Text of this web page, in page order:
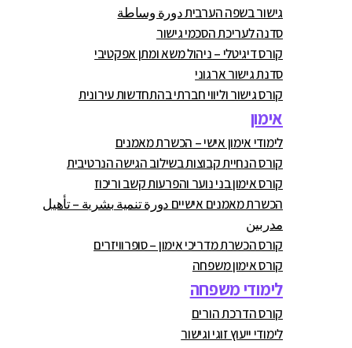
גישור בשפה הערבית دورة وساطة
סדנה לעריכת הסכמי גישור
קורס דיגיטלי – ניהול משא ומתן אפקטיבי
סדנת גישור ארגוני
קורס גישור וליווי חברתי בהתחדשות עירונית
אימון
לימודי אימון אישי – הכשרת מאמנים
קורס הנחיית קבוצות בשילוב הגישה הנרטיבית
קורס אימון בני נוער והפרעות קשב וריכוז
הכשרת מאמנים אישיים دورة تنمية بشرية – تأهيل
مدربين
קורס הכשרת מדריכי אימון – סופרוויזרים
קורס אימון משפחה
לימודי משפחה
קורס הדרכת הורים
לימודי ייעוץ זוגי וגישור